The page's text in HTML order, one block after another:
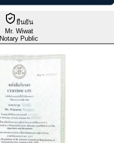
ยืนยัน
Mr. Wiwat
Notary Public